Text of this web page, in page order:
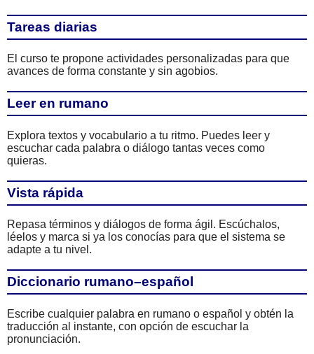
Tareas diarias
El curso te propone actividades personalizadas para que
avances de forma constante y sin agobios.
Leer en rumano
Explora textos y vocabulario a tu ritmo. Puedes leer y
escuchar cada palabra o diálogo tantas veces como
quieras.
Vista rápida
Repasa términos y diálogos de forma ágil. Escúchalos,
léelos y marca si ya los conocías para que el sistema se
adapte a tu nivel.
Diccionario rumano–español
Escribe cualquier palabra en rumano o español y obtén la
traducción al instante, con opción de escuchar la
pronunciación.